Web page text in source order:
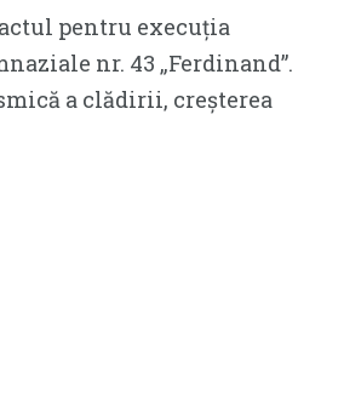
pentru execuția
nr. 43 „Ferdinand”.
a clădirii, creșterea